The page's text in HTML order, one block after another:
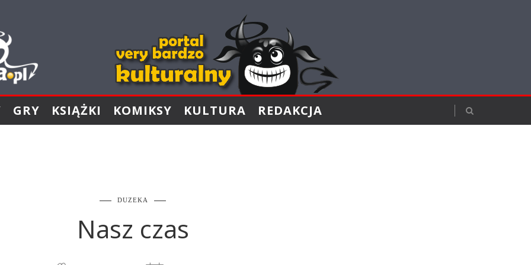
GRY KSIĄŻKI KOMIKSY KULTURA REDAKCJA
DUZEKA
Nasz czas